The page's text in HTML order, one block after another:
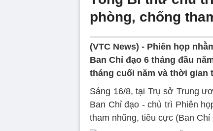
phòng, chống
(VTC News) - Phiên họp
Ban Chỉ đạo 6 tháng đầu
tháng cuối năm và thời gian
Sáng 16/8, tại Trụ sở Trung
Ban Chỉ đạo - chủ trì Phiên
tham nhũng, tiêu cực (Ban Chỉ